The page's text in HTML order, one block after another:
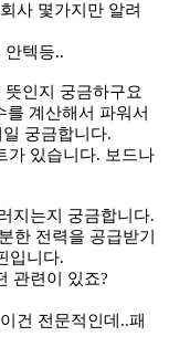
사 몇가지만 알려
안텍등..
인지 궁금하구요
계산해서 파워서
궁금합니다.
가 있습니다. 보드나
지는지 궁금합니다.
한 전력을 공급받기
입니다.
관련이 있죠?
건 전문적인데..패